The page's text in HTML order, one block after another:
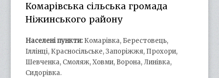
Комарівська сільська громада
Ніжинського району
Населені пункти: Комарівка, Берестовець,
Іллінці, Красносільське, Запоріжжя, Прохори,
Шевченка, Смоляж, Ховми, Ворона, Линівка,
Сидорівка.